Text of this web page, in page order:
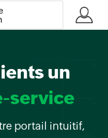
un
service
portail intuitif,